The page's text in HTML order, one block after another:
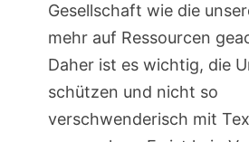
Gesellschaft wie die
mehr auf Ressourcen
Daher ist es wichtig, die
schützen und nicht so
verschwenderisch mit